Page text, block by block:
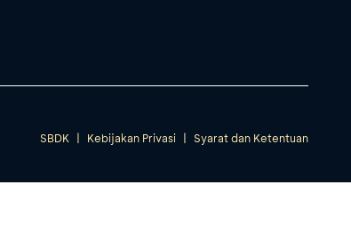
SBDK | Kebijakan Privasi | Syarat dan Ketentuan